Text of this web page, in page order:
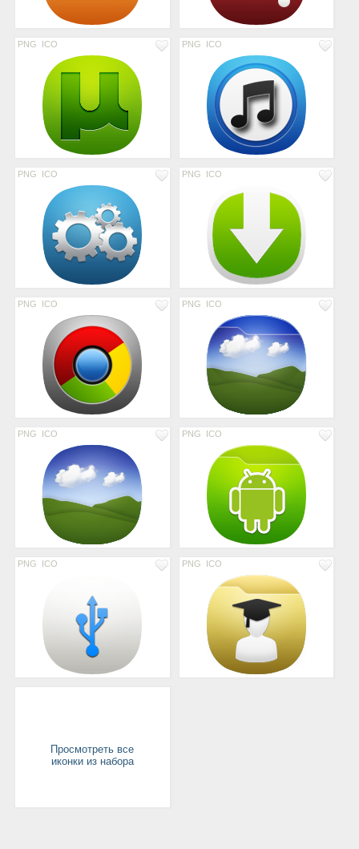
PNG ICO PNG ICO
PNG ICO PNG ICO
PNG ICO PNG ICO
PNG ICO PNG ICO
PNG ICO PNG ICO
Просмотреть все
иконки из набора